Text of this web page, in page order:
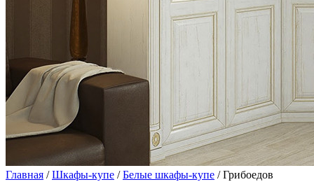
Главная /Шкафы-купе /Белые шкафы-купе / Грибоедов